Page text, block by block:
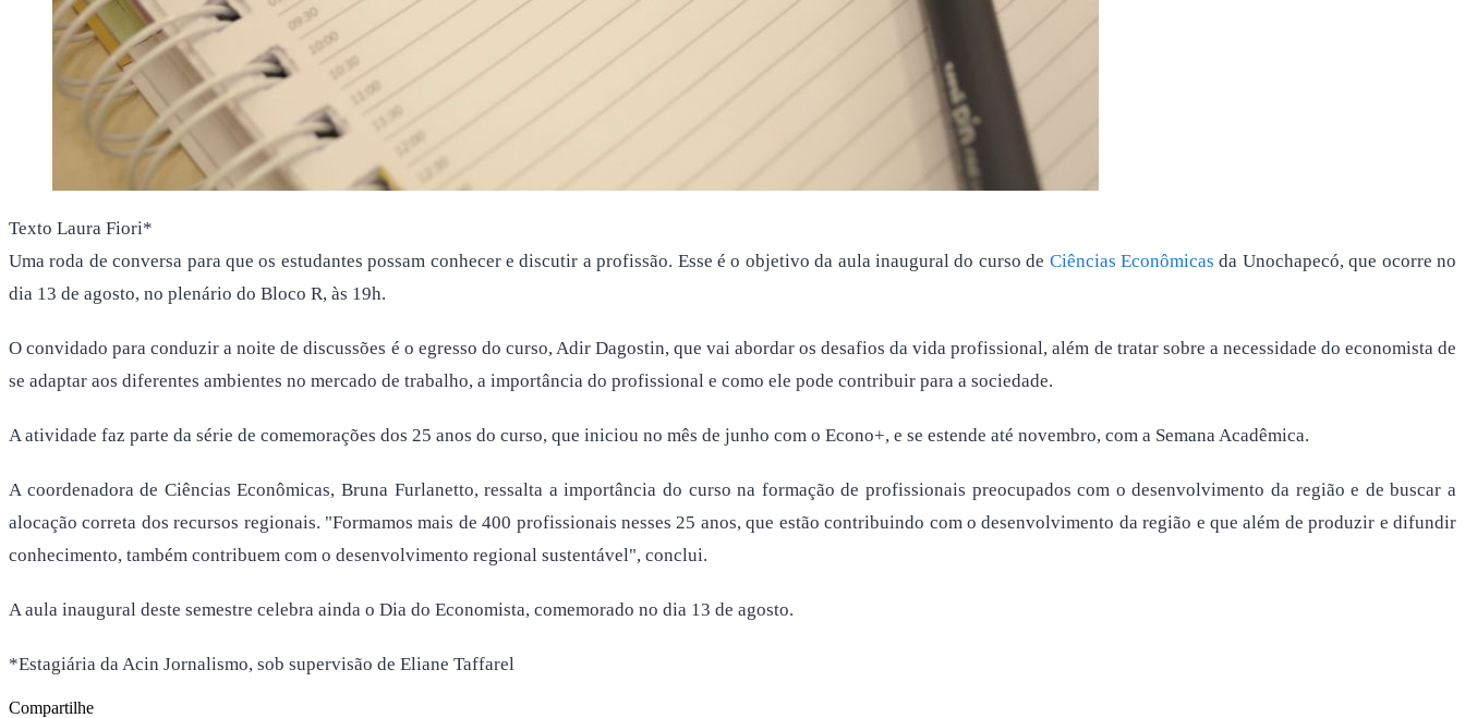
Texto Laura Fiori*
Uma roda de conversa para que os estudantes possam conhecer e discutir a profissão. Esse é o objetivo da aula inaugural do curso de Ciências Econômicas da Unochapecó, que ocorre no
dia 13 de agosto, no plenário do Bloco R, às 19h.
O convidado para conduzir a noite de discussões é o egresso do curso, Adir Dagostin, que vai abordar os desafios da vida profissional, além de tratar sobre a necessidade do economista de
se adaptar aos diferentes ambientes no mercado de trabalho, a importância do profissional e como ele pode contribuir para a sociedade.
A atividade faz parte da série de comemorações dos 25 anos do curso, que iniciou no mês de junho com o Econo+, e se estende até novembro, com a Semana Acadêmica.
A coordenadora de Ciências Econômicas, Bruna Furlanetto, ressalta a importância do curso na formação de profissionais preocupados com o desenvolvimento da região e de buscar a
alocação correta dos recursos regionais. "Formamos mais de 400 profissionais nesses 25 anos, que estão contribuindo com o desenvolvimento da região e que além de produzir e difundir
conhecimento, também contribuem com o desenvolvimento regional sustentável", conclui.
A aula inaugural deste semestre celebra ainda o Dia do Economista, comemorado no dia 13 de agosto.
*Estagiária da Acin Jornalismo, sob supervisão de Eliane Taffarel
Compartilhe